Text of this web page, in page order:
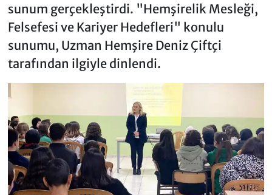
sunum gerçekleştirdi. "Hemşirelik Mesleği,
Felsefesi ve Kariyer Hedefleri" konulu
sunumu, Uzman Hemşire Deniz Çiftçi
tarafından ilgiyle dinlendi.